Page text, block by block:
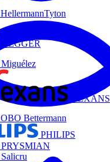
HellermannTyton
MEGGER
Miguélez
NEXANS
OBO Bettermann
PHILIPS
PRYSMIAN
Salicru